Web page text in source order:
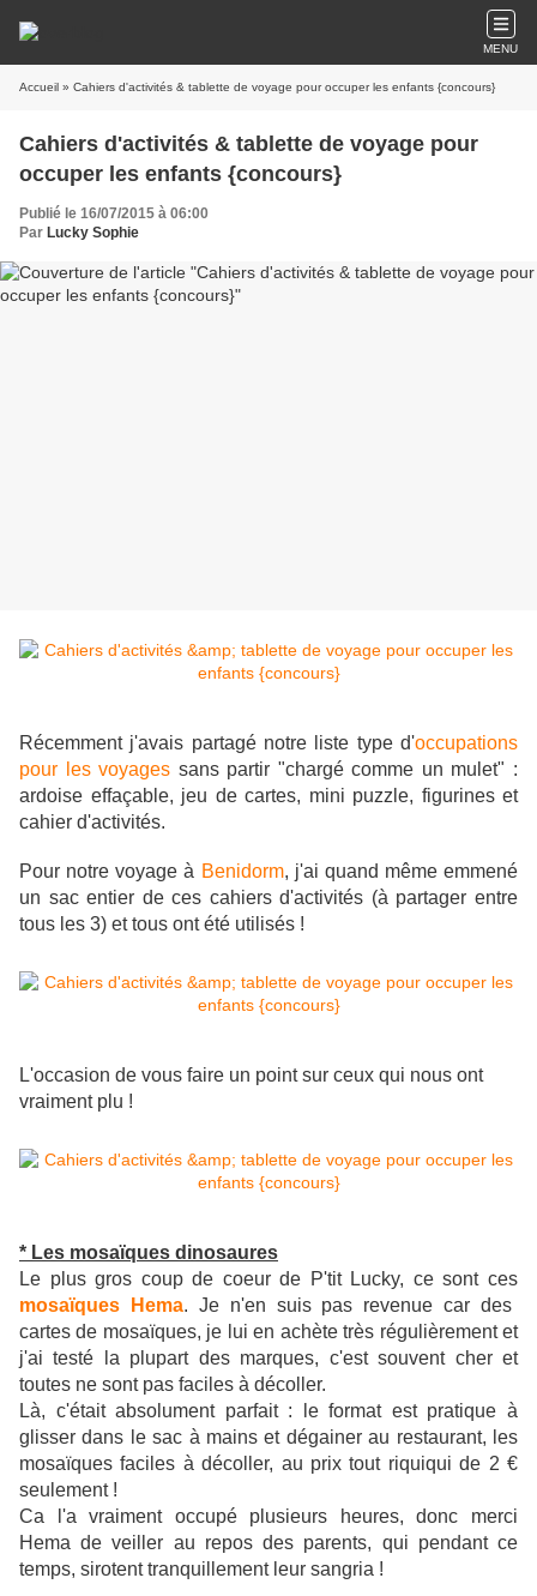
MENU
Accueil » Cahiers d'activités & tablette de voyage pour occuper les enfants {concours}
Cahiers d'activités & tablette de voyage pour
occuper les enfants {concours}
Publié le 16/07/2015 à 06:00
Par Lucky Sophie
Récemment j'avais partagé notre liste type d'occupations
pour les voyages sans partir "chargé comme un mulet" :
ardoise effaçable, jeu de cartes, mini puzzle, figurines et
cahier d'activités.
Pour notre voyage à Benidorm, j'ai quand même emmené
un sac entier de ces cahiers d'activités (à partager entre
tous les 3) et tous ont été utilisés !
L'occasion de vous faire un point sur ceux qui nous ont
vraiment plu !
* Les mosaïques dinosaures
Le plus gros coup de coeur de P'tit Lucky, ce sont ces
mosaïques Hema. Je n'en suis pas revenue car des
cartes de mosaïques, je lui en achète très régulièrement et
j'ai testé la plupart des marques, c'est souvent cher et
toutes ne sont pas faciles à décoller.
Là, c'était absolument parfait : le format est pratique à
glisser dans le sac à mains et dégainer au restaurant, les
mosaïques faciles à décoller, au prix tout riquiqui de 2 €
seulement !
Ca l'a vraiment occupé plusieurs heures, donc merci
Hema de veiller au repos des parents, qui pendant ce
temps, sirotenttranquillementleur sangria !